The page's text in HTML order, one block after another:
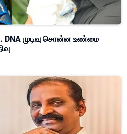
DNA முடிவு சொன்ன உண்மை